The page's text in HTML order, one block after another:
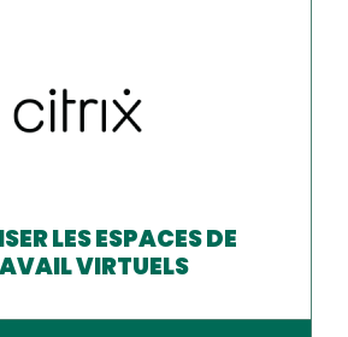
LES ESPACES DE
VIRTUELS